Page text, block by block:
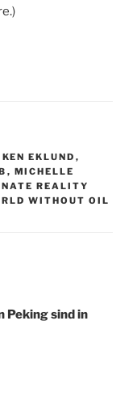
KEN EKLUND ,
, MICHELLE
REALITY
WITHOUT OIL
Peking sind in